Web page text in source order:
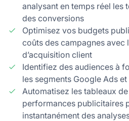
analysant en temps réel les
des conversions
Optimisez vos budgets
coûts des campagnes avec
d’acquisition client
Identifiez des audiences à
les segments Google Ads
Automatisez les tableaux
performances publicitaires
instantanément des